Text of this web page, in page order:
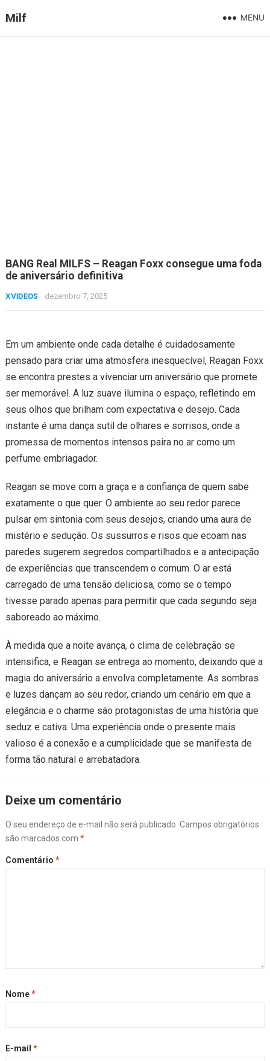
Milf MENU
BANG Real MILFS – Reagan Foxx consegue uma foda
de aniversário definitiva
XVIDEOS dezembro 7, 2025
Em um ambiente onde cada detalhe é cuidadosamente
pensado para criar uma atmosfera inesquecível, Reagan Foxx
se encontra prestes a vivenciar um aniversário que promete
ser memorável. A luz suave ilumina o espaço, refletindo em
seus olhos que brilham com expectativa e desejo. Cada
instante é uma dança sutil de olhares e sorrisos, onde a
promessa de momentos intensos paira no ar como um
perfume embriagador.
Reagan se move com a graça e a confiança de quem sabe
exatamente o que quer. O ambiente ao seu redor parece
pulsar em sintonia com seus desejos, criando uma aura de
mistério e sedução. Os sussurros e risos que ecoam nas
paredes sugerem segredos compartilhados e a antecipação
de experiências que transcendem o comum. O ar está
carregado de uma tensão deliciosa, como se o tempo
tivesse parado apenas para permitir que cada segundo seja
saboreado ao máximo.
À medida que a noite avança, o clima de celebração se
intensifica, e Reagan se entrega ao momento, deixando que a
magia do aniversário a envolva completamente. As sombras
e luzes dançam ao seu redor, criando um cenário em que a
elegância e o charme são protagonistas de uma história que
seduz e cativa. Uma experiência onde o presente mais
valioso é a conexão e a cumplicidade que se manifesta de
forma tão natural e arrebatadora.
Deixe um comentário
O seu endereço de e-mail não será publicado. Campos obrigatórios
são marcados com *
Comentário *
Nome*
E-mail *